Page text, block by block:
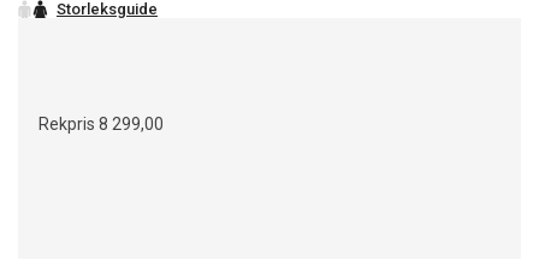
Rekpris 8 299,00